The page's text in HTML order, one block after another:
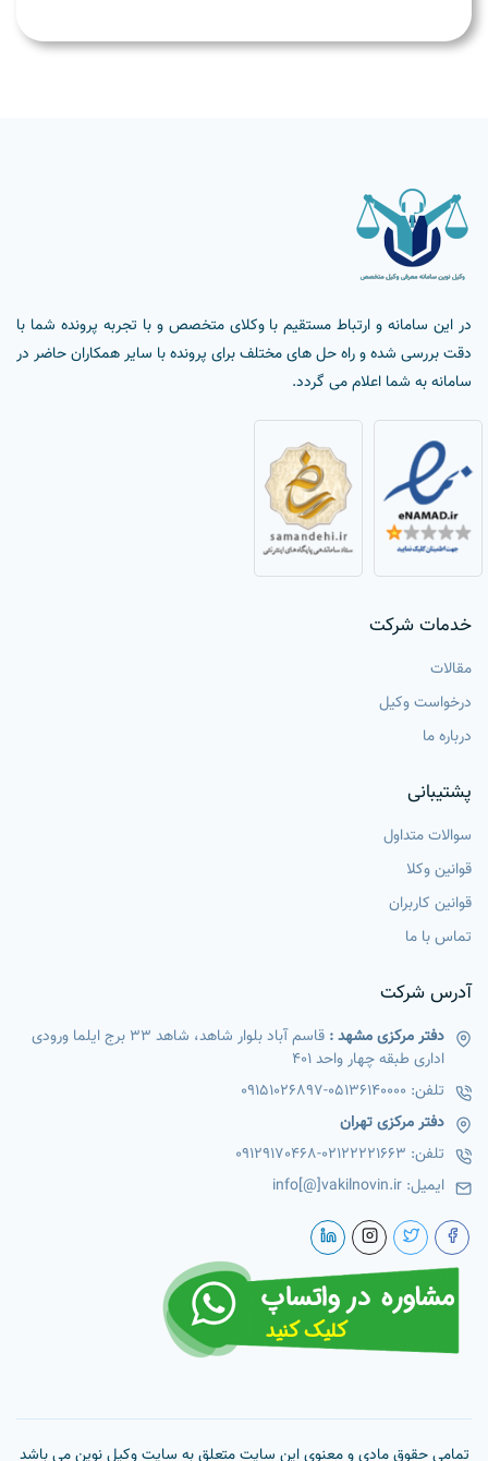
در این سامانه و ارتباط مستقیم با وکلای متخصص و با تجربه پرونده شما با
دقت بررسی شده و راه حل های مختلف برای پرونده با سایر همکاران حاضر در
سامانه به شما اعلام می گردد.
خدمات شرکت
مقالات
درخواست وکیل
درباره ما
پشتیبانی
سوالات متداول
قوانین وکلا
قوانین کاربران
تماس با ما
آدرس شرکت
دفتر مرکزی مشهد :
قاسم آباد بلوار شاهد، شاهد 33 برج ایلما ورودی
اداری طبقه چهار واحد 401
تلفن: 05136140000
-
09151026897
دفتر مرکزی تهران
تلفن: 02122221663
-
09129170468
ایمیل: info[@]vakilnovin.ir
تمامی حقوق مادی و معنوی این سایت متعلق به سایت وکیل نوین می باشد